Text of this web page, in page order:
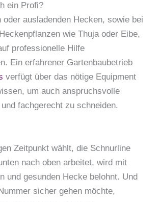
ein Profi?
oder ausladenden Hecken, sowie bei
wie Thuja oder Eibe,
professionelle Hilfe
Ein erfahrener Gartenbaubetrieb
verfügt über das nötige Equipment
um auch anspruchsvolle
fachgerecht zu schneiden.
Zeitpunkt wählt, die Schnurline
nach oben arbeitet, wird mit
und gesunden Hecke belohnt. Und
sicher gehen möchte,